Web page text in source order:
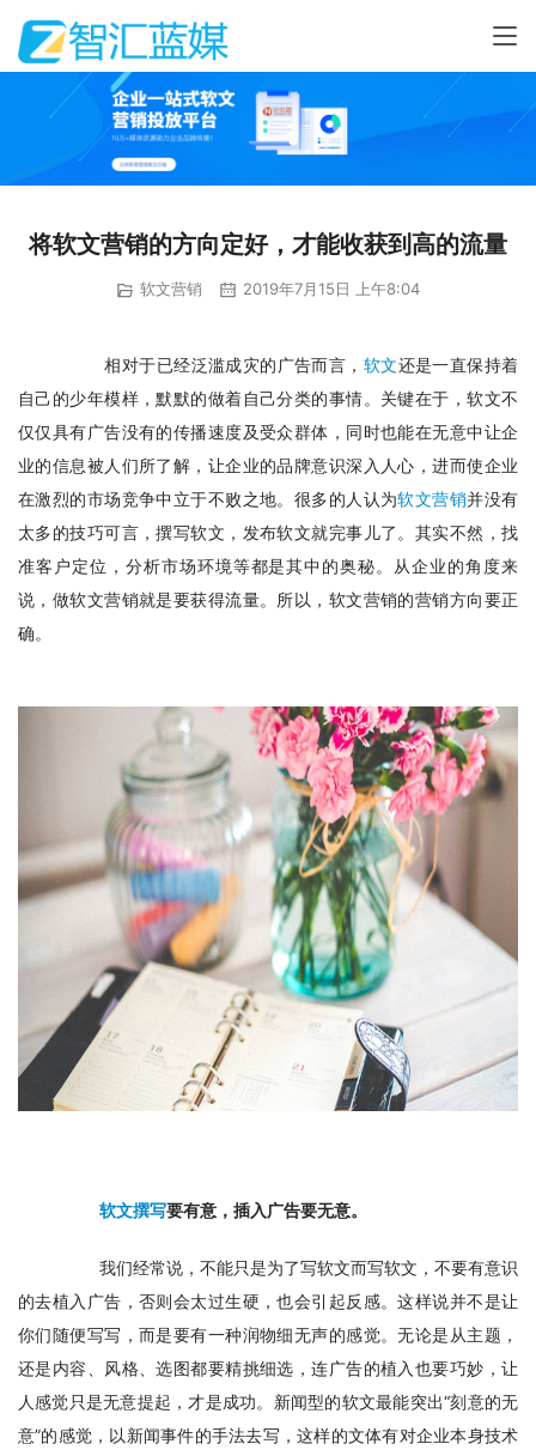
将软文营销的方向定好，才能收获到高的流量
软文营销 2019年7月15日 上午8:04
相对于已经泛滥成灾的广告而言， 软文还是一直保持着
自己的少年模样，默默的做着自己分类的事情。关键在于，软文不
仅仅具有广告没有的传播速度及受众群体，同时也能在无意中让企
业的信息被人们所了解，让企业的品牌意识深入人心，进而使企业
在激烈的市场竞争中立于不败之地。很多的人认为软文营销并没有
太多的技巧可言，撰写软文，发布软文就完事儿了。其实不然，找
准客户定位，分析市场环境等都是其中的奥秘。从企业的角度来
说，做软文营销就是要获得流量。所以，软文营销的营销方向要正
确。
软文撰写要有意，插入广告要无意。
我们经常说，不能只是为了写软文而写软文，不要有意识
的去植入广告，否则会太过生硬，也会引起反感。这样说并不是让
你们随便写写，而是要有一种润物细无声的感觉。无论是从主题，
还是内容、风格、选图都要精挑细选，连广告的植入也要巧妙，让
人感觉只是无意提起，才是成功。新闻型的软文最能突出“刻意的无
意”的感觉，以新闻事件的手法去写，这样的文体有对企业本身技术